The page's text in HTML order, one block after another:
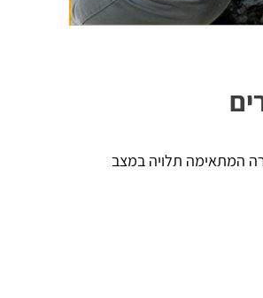
המתאימה תלויה במצב